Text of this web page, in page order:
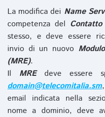
La modifica dei Name
competenza del Contatto
stesso, e deve essere
invio di un nuovo
(MRE).
Il MREdeve essere
domain@telecomitalia.sm
email indicata nella
nome a dominio, deve